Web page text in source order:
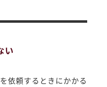
い
依頼するときにかかる